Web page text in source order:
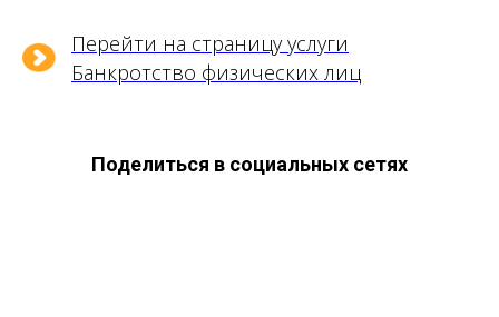
Перейти на страницу услуги
Банкротство физических лиц
Поделиться в социальных сетях